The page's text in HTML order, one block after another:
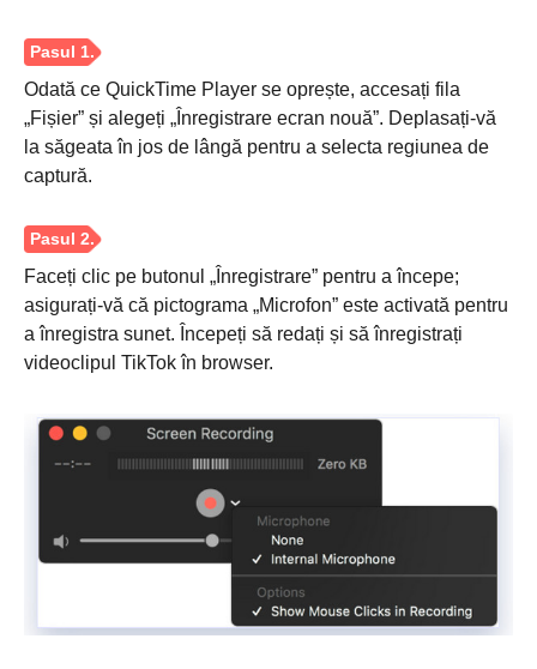
Odată ce QuickTime Player se oprește, accesați fila
„Fișier” și alegeți „Înregistrare ecran nouă”. Deplasați-vă
la săgeata în jos de lângă pentru a selecta regiunea de
captură.
Faceți clic pe butonul „Înregistrare” pentru a începe;
asigurați-vă că pictograma „Microfon” este activată pentru
a înregistra sunet. Începeți să redați și să înregistrați
videoclipul TikTok în browser.